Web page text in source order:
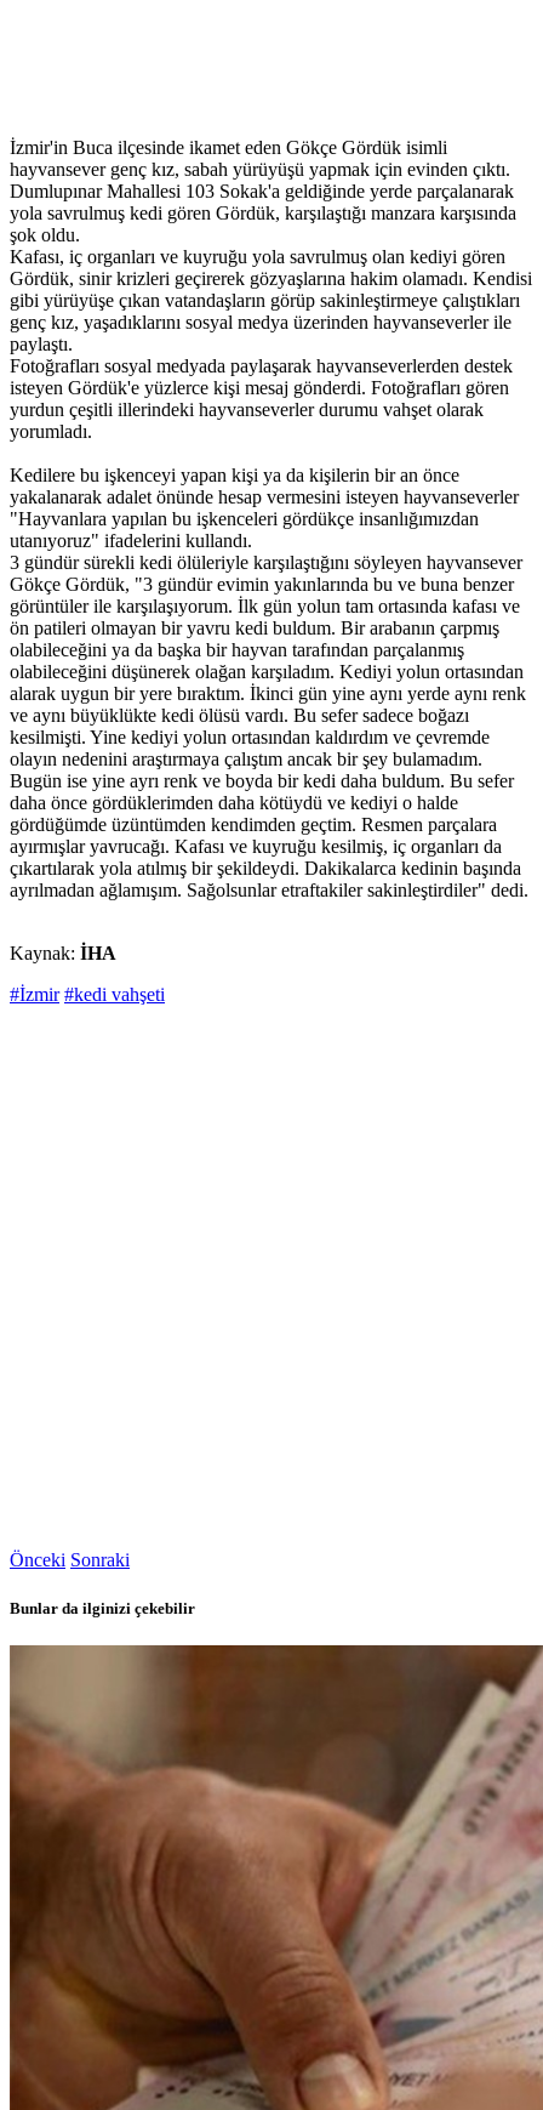
İzmir'in Buca ilçesinde ikamet eden Gökçe Gördük isimli
hayvansever genç kız, sabah yürüyüşü yapmak için evinden çıktı.
Dumlupınar Mahallesi 103 Sokak'a geldiğinde yerde parçalanarak
yola savrulmuş kedi gören Gördük, karşılaştığı manzara karşısında
şok oldu.
Kafası, iç organları ve kuyruğu yola savrulmuş olan kediyi gören
Gördük, sinir krizleri geçirerek gözyaşlarına hakim olamadı. Kendisi
gibi yürüyüşe çıkan vatandaşların görüp sakinleştirmeye çalıştıkları
genç kız, yaşadıklarını sosyal medya üzerinden hayvanseverler ile
paylaştı.
Fotoğrafları sosyal medyada paylaşarak hayvanseverlerden destek
isteyen Gördük'e yüzlerce kişi mesaj gönderdi. Fotoğrafları gören
yurdun çeşitli illerindeki hayvanseverler durumu vahşet olarak
yorumladı.
Kedilere bu işkenceyi yapan kişi ya da kişilerin bir an önce
yakalanarak adalet önünde hesap vermesini isteyen hayvanseverler
"Hayvanlara yapılan bu işkenceleri gördükçe insanlığımızdan
utanıyoruz" ifadelerini kullandı.
3 gündür sürekli kedi ölüleriyle karşılaştığını söyleyen hayvansever
Gökçe Gördük, "3 gündür evimin yakınlarında bu ve buna benzer
görüntüler ile karşılaşıyorum. İlk gün yolun tam ortasında kafası ve
ön patileri olmayan bir yavru kedi buldum. Bir arabanın çarpmış
olabileceğini ya da başka bir hayvan tarafından parçalanmış
olabileceğini düşünerek olağan karşıladım. Kediyi yolun ortasından
alarak uygun bir yere bıraktım. İkinci gün yine aynı yerde aynı renk
ve aynı büyüklükte kedi ölüsü vardı. Bu sefer sadece boğazı
kesilmişti. Yine kediyi yolun ortasından kaldırdım ve çevremde
olayın nedenini araştırmaya çalıştım ancak bir şey bulamadım.
Bugün ise yine ayrı renk ve boyda bir kedi daha buldum. Bu sefer
daha önce gördüklerimden daha kötüydü ve kediyi o halde
gördüğümde üzüntümden kendimden geçtim. Resmen parçalara
ayırmışlar yavrucağı. Kafası ve kuyruğu kesilmiş, iç organları da
çıkartılarak yola atılmış bir şekildeydi. Dakikalarca kedinin başında
ayrılmadan ağlamışım. Sağolsunlar etraftakiler sakinleştirdiler" dedi.
Kaynak: İHA
#İzmir #kedi vahşeti
Önceki Sonraki
Bunlar da ilginizi çekebilir